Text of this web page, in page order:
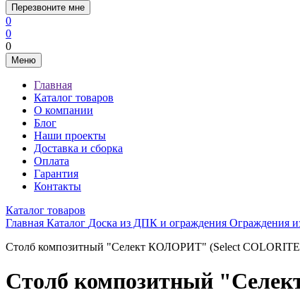
Перезвоните мне
0
0
0
Меню
Главная
Каталог товаров
О компании
Блог
Наши проекты
Доставка и сборка
Оплата
Гарантия
Контакты
Каталог товаров
Главная Каталог Доска из ДПК и ограждения Ограждения
Столб композитный "Селект КОЛОРИТ" (Select
Столб композитный